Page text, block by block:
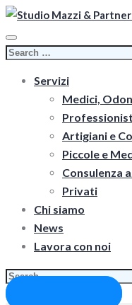
Toggle
navigation
Search
Servizi
Medici,
Artigiani e
Piccole e
Consulenza
Privati
Chi siamo
News
Lavora con noi
Search
for: